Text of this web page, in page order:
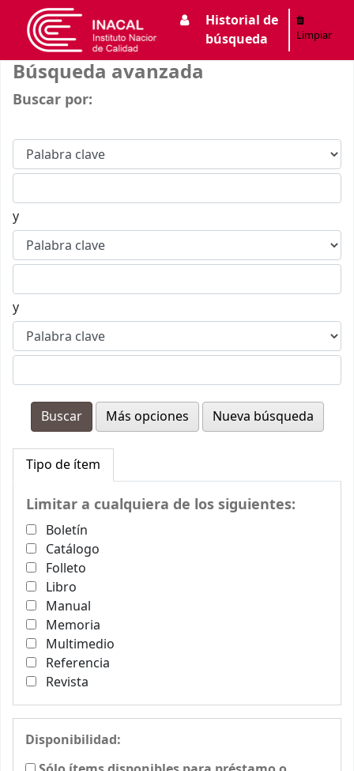
INACAL
Historial de
búsqueda
Limpiar
Búsqueda avanzada
Buscar por:
y
y
Más opciones Nueva búsqueda
Tipo de ítem
Limitar a cualquiera de los siguientes:
Boletín
Catálogo
Folleto
Libro
Manual
Memoria
Multimedio
Referencia
Revista
Disponibilidad: